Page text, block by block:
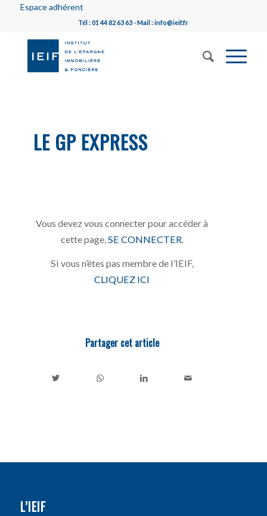
Espace adhérent
Tél : 01 44 82 63 63 - Mail : info@ieif.fr
LE GP EXPRESS
Vous devez vous connecter pour accéder à
cette page, SE CONNECTER
Si vous n’êtes pas membre de l’IEIF,
CLIQUEZ ICI
Partager cet article
L’IEIF